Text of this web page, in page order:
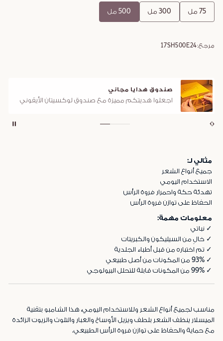
75 مل 300 مل 500 مل
مرجع:17SH500E24
صندوق هدايا مجاني
اجعلوا هديتكم مميزة مع صندوق لوكسيتان الأيقوني
مثالي لـ:
جميع أنواع الشعر
الاستخدام اليومي
تهدئة حكة واحمرار فروة الرأس
الحفاظ على توازن فروة الرأس
معلومات مهمة:
✓ نباتي
✓ خالٍ من السيليكون والكبريتات
✓ تم اختباره من قبل أطباء الجلدية
✓ 93% من المكونات من أصل طبيعي
✓ 99% من المكونات قابلة للتحلل البيولوجي
مناسب لجميع أنواع الشعر وللاستخدام اليومي، هذا الشامبو بتقنية
الميسلار ينظف الشعر بلطف ويزيل الأوساخ والغبار والتلوث والزيوت الزائدة
مع حماية والحفاظ على توازن فروة الرأس الطبيعي.